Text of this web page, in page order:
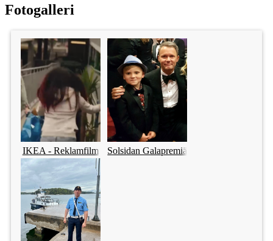
Fotogalleri
IKEA - Reklamfilm Solsidan Galapremiär